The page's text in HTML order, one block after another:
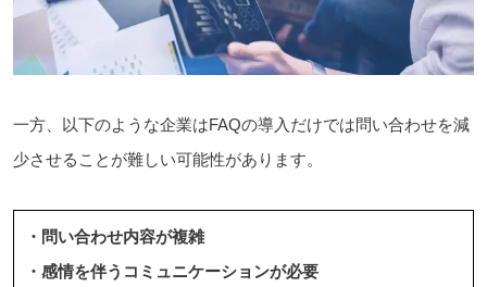
一方、以下のような企業はFAQの導入だけでは問い合わせを減
少させることが難しい可能性があります。
・問い合わせ内容が複雑
・感情を伴うコミュニケーションが必要